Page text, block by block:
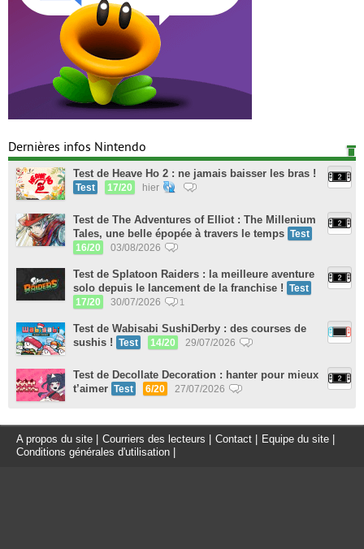
Dernières infos Nintendo
Test de Heave Ho 2 : ne jamais baisser les bras !
Test 17/20 hier
Test de The Adventures of Elliot : The Millenium
Tales, une belle épopée à travers le temps Test
16/20
03/08/2026
Test de Splatoon Raiders : la meilleure aventure
solo depuis le lancement de la franchise !
Test
17/20
30/07/2026 1
Test de Wabisabi SushiDerby : des courses de
sushis !
Test 14/20 29/07/2026
Test de Decollate Decoration : hanter pour mieux
t’aimer Test 6/20 27/07/2026
A propos du site Courriers des lecteurs Contact Equipe du site
Conditions générales d'utilisation